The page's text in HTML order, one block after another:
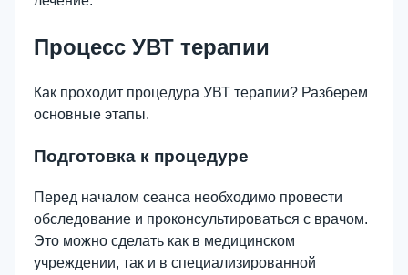
Процесс УВТ терапии
Как проходит процедура УВТ терапии? Разберем
основные этапы.
Подготовка к процедуре
Перед началом сеанса необходимо провести
обследование и проконсультироваться с врачом.
Это можно сделать как в медицинском
учреждении, так и в специализированной